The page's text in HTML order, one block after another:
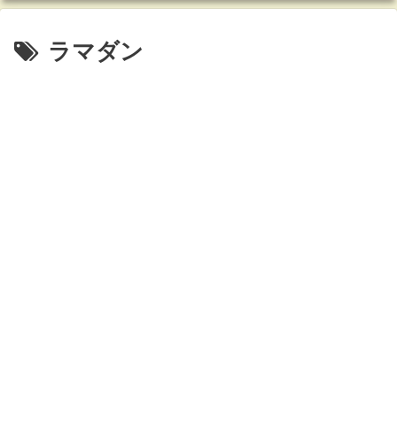
ラマダン